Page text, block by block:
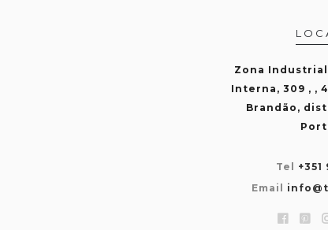
Zona Industrial
Interna, 309 , ,
Brandão,
Tel +351
Email